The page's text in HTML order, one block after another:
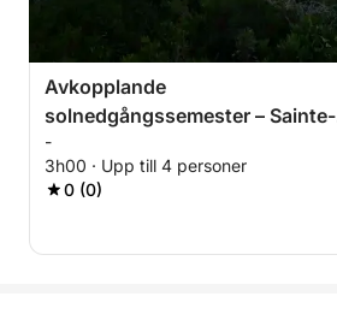
Avkopplande
solnedgångssemester – Sainte-
Marguerite-ön
-
3h00 · Upp till 4 personer
0 (0)